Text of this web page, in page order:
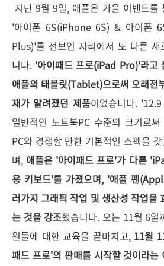
지난 9월 9일, 애플은 가을 이벤트를
'아이폰 6S(iPhone 6S) & 아이폰
Plus)'를 선보인 자리에서 또 다른 새
니다. '아이패드 프로(iPad Pro)'라고
애플의 태블릿(Tablet)으로써 오래전
재가 알려졌던 제품이었습니다.
일반적인 노트북PC 수준의 크기로
PC와 경쟁할 만한 기본적인 스펙을
며, 애플은 '아이패드 프로'가 다른
용 키보드'를 가졌으며, '애플 펜
러가지 그래픽 작업 및 생산성 작업을
는 것을 강조했습니다. 오는 11월 6일
원들에 대한 교육을 끝마치고, 11월
패드 프로'의 판매를 시작할 것이라는